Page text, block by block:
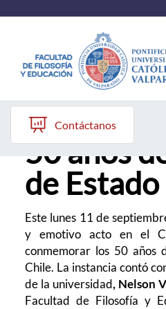
Quiénes somos
Líneas de trabajo 2025-2028
Historia
Reportes
Contáctanos
50 años
de
Este lunes 11 de
y emotivo acto en el
conmemorar los 50 años
Chile. La instancia contó
de la universidad, Nelson
Facultad de Filosofía y